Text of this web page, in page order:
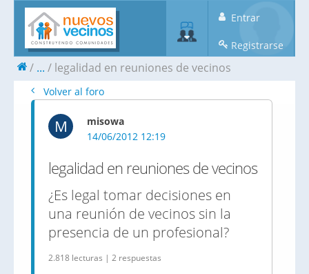
Entrar
Registrarse
... legalidad en reuniones de vecinos
Volver al foro
M
misowa
14/06/2012 12:19
legalidad en reuniones de vecinos
¿Es legal tomar decisiones en
una reunión de vecinos sin la
presencia de un profesional?
2.818 lecturas | 2 respuestas